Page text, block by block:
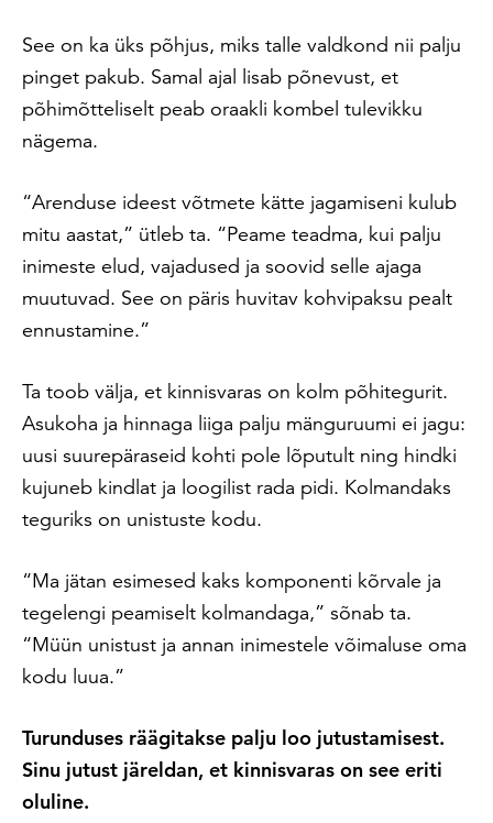
See on ka üks põhjus, miks talle valdkond nii palju
pinget pakub. Samal ajal lisab põnevust, et
põhimõtteliselt peab oraakli kombel tulevikku
nägema.
“Arenduse ideest võtmete kätte jagamiseni kulub
mitu aastat,” ütleb ta. “Peame teadma, kui palju
inimeste elud, vajadused ja soovid selle ajaga
muutuvad. See on päris huvitav kohvipaksu pealt
ennustamine.”
Ta toob välja, et kinnisvaras on kolm põhitegurit.
Asukoha ja hinnaga liiga palju mänguruumi ei jagu:
uusi suurepäraseid kohti pole lõputult ning hindki
kujuneb kindlat ja loogilist rada pidi. Kolmandaks
teguriks on unistuste kodu.
“Ma jätan esimesed kaks komponenti kõrvale ja
tegelengi peamiselt kolmandaga,” sõnab ta.
“Müün unistust ja annan inimestele võimaluse oma
kodu luua.”
Turunduses räägitakse palju loo jutustamisest.
Sinu jutust järeldan, et kinnisvaras on see eriti
oluline.